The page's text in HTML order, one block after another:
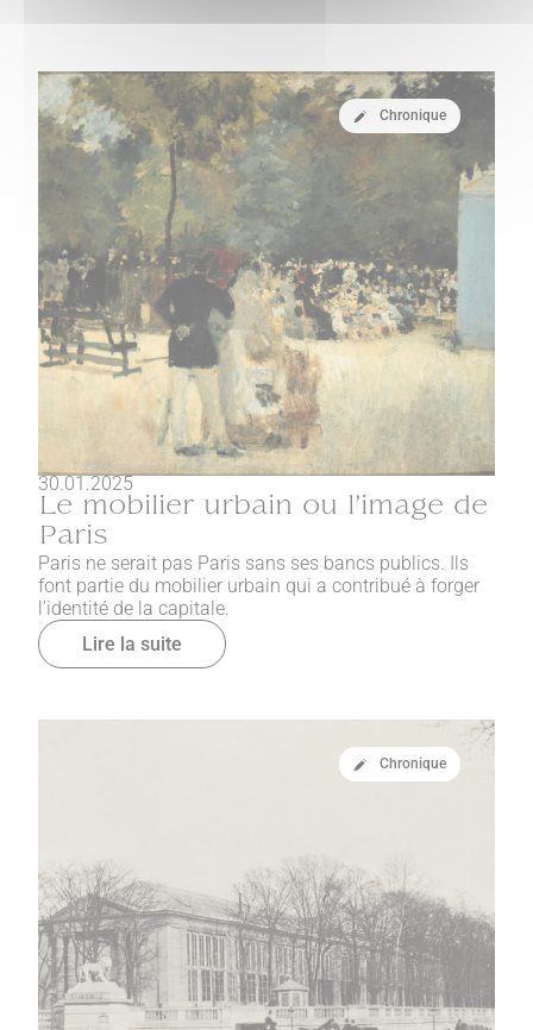
Chronique
30.01.2025
Le mobilier urbain ou l’image de
Paris
Paris ne serait pas Paris sans ses bancs publics. Ils
font partie du mobilier urbain qui a contribué à forger
l’identité de la capitale.
Lire la suite
Chronique